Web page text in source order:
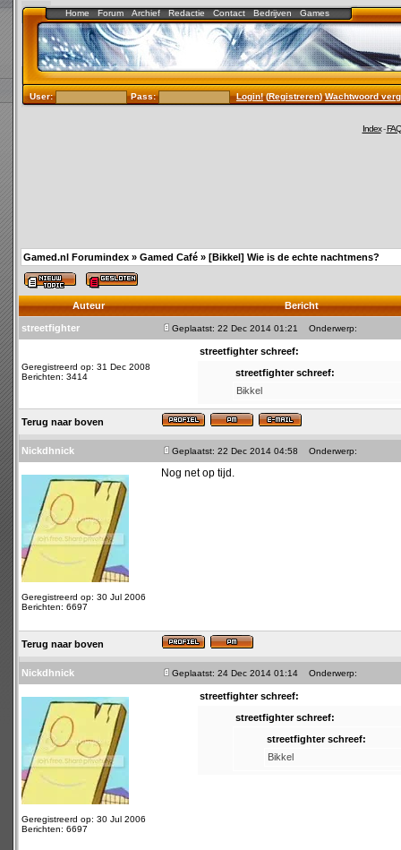
Home Forum Archief Redactie Contact Bedrijven Games
User: Pass: Login!(Registreren)Wachtwoord
Index-FAQ
Gamed.nl Forumindex » Gamed Café » [Bikkel] Wie is de echte nachtmens?
Auteur Bericht
streetfighter Geplaatst: 22 Dec 2014 01:21 Onderwerp:
Geregistreerd op: 31 Dec 2008
Berichten: 3414
streetfighter schreef:
streetfighter schreef:
Bikkel
Terug naar boven
Nickdhnick Geplaatst: 22 Dec 2014 04:58 Onderwerp:
Geregistreerd op: 30 Jul 2006
Berichten: 6697
Nog net op tijd.
Terug naar boven
Nickdhnick Geplaatst: 24 Dec 2014 01:14 Onderwerp:
Geregistreerd op: 30 Jul 2006
Berichten: 6697
streetfighter schreef:
streetfighter schreef:
streetfighter schreef:
Bikkel